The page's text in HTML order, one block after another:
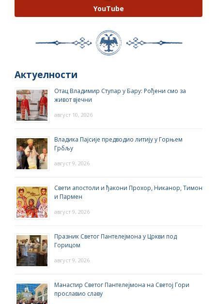
YouTube
Актуелности
Отац Владимир Ступар у Бару: Рођени смо за
живот вјечни
август 10, 2026
Владика Пајсије предводио литију у Горњем
Грбљу
август 9, 2026
Свети апостоли и ђакони Прохор, Никанор, Тимон
и Пармен
август 9, 2026
Празник Светог Пантелејмона у Цркви под
Горицом
август 9, 2026
Манастир Светог Пантелејмона на Светој Гори
прославио славу